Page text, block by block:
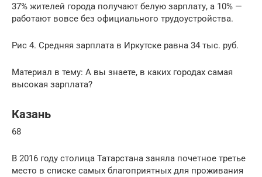
37% жителей города получают белую зарплату, а 10% —
работают вовсе без официального трудоустройства.
Рис 4. Средняя зарплата в Иркутске равна 34 тыс. руб.
Материал в тему: А вы знаете, в каких городах самая
высокая зарплата?
Казань
68
В 2016 году столица Татарстана заняла почетное третье
место в списке самых благоприятных для проживания